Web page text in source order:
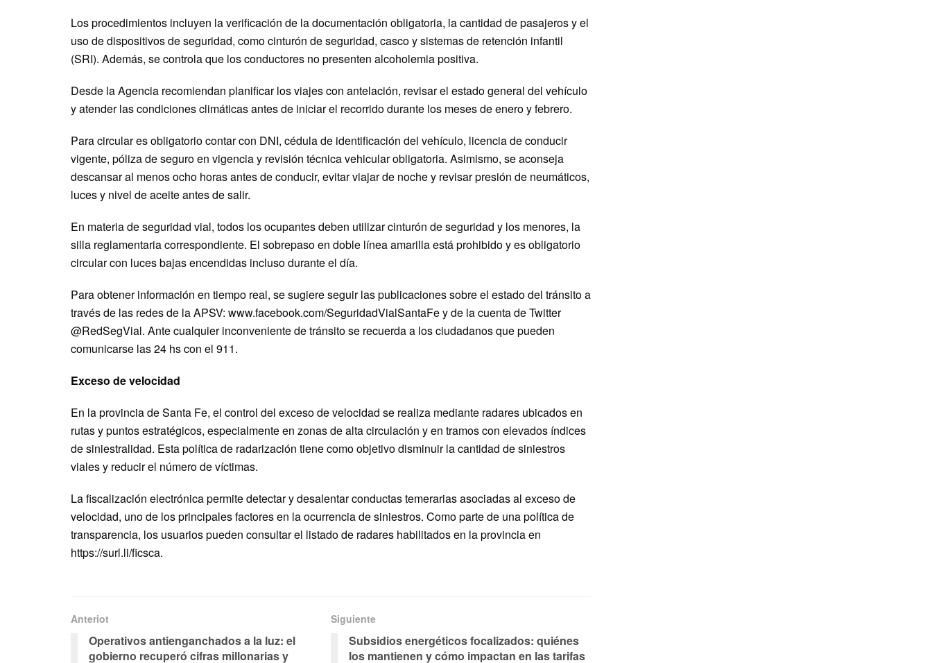
Los procedimientos incluyen la verificación de la documentación obligatoria, la cantidad de pasajeros y el
uso de dispositivos de seguridad, como cinturón de seguridad, casco y sistemas de retención infantil
(SRI). Además, se controla que los conductores no presenten alcoholemia positiva.
Desde la Agencia recomiendan planificar los viajes con antelación, revisar el estado general del vehículo
y atender las condiciones climáticas antes de iniciar el recorrido durante los meses de enero y febrero.
Para circular es obligatorio contar con DNI, cédula de identificación del vehículo, licencia de conducir
vigente, póliza de seguro en vigencia y revisión técnica vehicular obligatoria. Asimismo, se aconseja
descansar al menos ocho horas antes de conducir, evitar viajar de noche y revisar presión de neumáticos,
luces y nivel de aceite antes de salir.
En materia de seguridad vial, todos los ocupantes deben utilizar cinturón de seguridad y los menores, la
silla reglamentaria correspondiente. El sobrepaso en doble línea amarilla está prohibido y es obligatorio
circular con luces bajas encendidas incluso durante el día.
Para obtener información en tiempo real, se sugiere seguir las publicaciones sobre el estado del tránsito a
través de las redes de la APSV: www.facebook.com/SeguridadVialSantaFe y de la cuenta de Twitter
@RedSegVial. Ante cualquier inconveniente de tránsito se recuerda a los ciudadanos que pueden
comunicarse las 24 hs con el 911.
Exceso de velocidad
En la provincia de Santa Fe, el control del exceso de velocidad se realiza mediante radares ubicados en
rutas y puntos estratégicos, especialmente en zonas de alta circulación y en tramos con elevados índices
de siniestralidad. Esta política de radarización tiene como objetivo disminuir la cantidad de siniestros
viales y reducir el número de víctimas.
La fiscalización electrónica permite detectar y desalentar conductas temerarias asociadas al exceso de
velocidad, uno de los principales factores en la ocurrencia de siniestros. Como parte de una política de
transparencia, los usuarios pueden consultar el listado de radares habilitados en la provincia en
https://surl.li/ficsca.
Anteriot
Operativos antienganchados a la luz: el
gobierno recuperó cifras millonarias y
Siguiente
Subsidios energéticos focalizados: quiénes
los mantienen y cómo impactan en las tarifas